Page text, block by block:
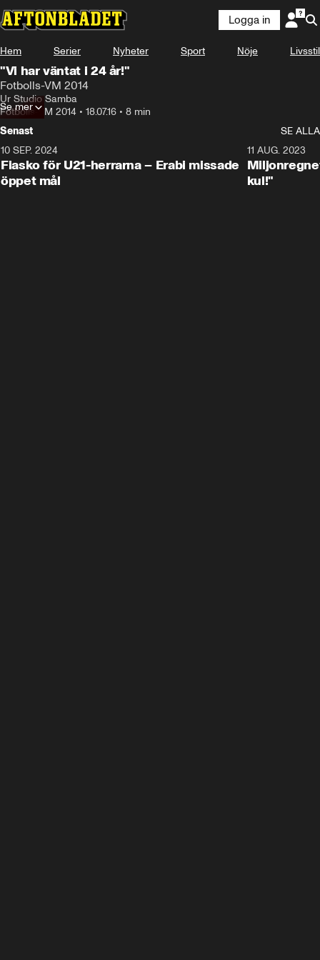
Logga in
Hem Serier Nyheter Sport Nöje Livsstil
"Vi har väntat i 24 år!"
Fotbolls-VM 2014
Ur Studio Samba
Fotbolls-VM 2014 • 18.07.16 • 8 min
Se mer
Senast
SE ALLA
10 SEP. 2024
Fiasko för U21-herrarna – Erabi missade
öppet mål
11 AUG. 2023
kul!"